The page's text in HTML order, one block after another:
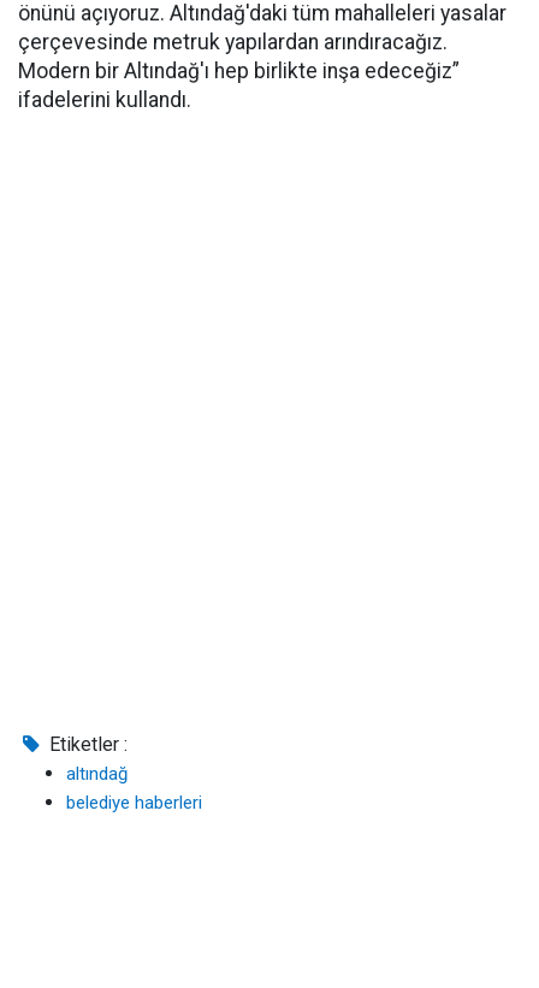
önünü açıyoruz. Altındağ'daki tüm mahalleleri yasalar
çerçevesinde metruk yapılardan arındıracağız.
Modern bir Altındağ'ı hep birlikte inşa edeceğiz”
ifadelerini kullandı.
Etiketler :
altındağ
belediye haberleri